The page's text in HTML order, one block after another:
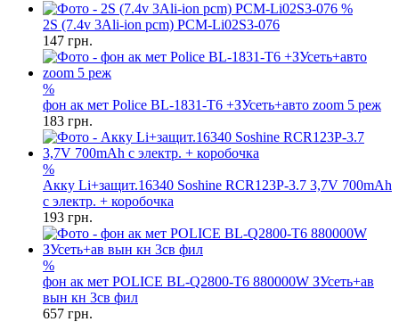
%
2S (7.4v 3Ali-ion pcm) PCM-Li02S3-076
147 грн.
%
фон ак мет Police BL-1831-T6 +ЗУсеть+авто zoom 5 реж
183 грн.
%
Акку Li+защит.16340 Soshine RCR123P-3.7 3,7V 700mAh
с электр. + коробочка
193 грн.
%
фон ак мет POLICE BL-Q2800-T6 880000W ЗУсеть+ав
вын кн 3св фил
657 грн.